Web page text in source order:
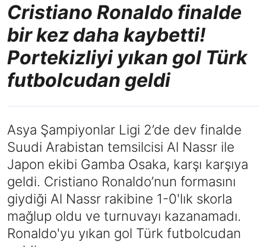
Cristiano Ronaldo finalde
bir kez daha kaybetti!
Portekizliyi yıkan gol Türk
futbolcudan geldi
Asya Şampiyonlar Ligi 2’de dev finalde
Suudi Arabistan temsilcisi Al Nassr ile
Japon ekibi Gamba Osaka, karşı karşıya
geldi. Cristiano Ronaldo’nun formasını
giydiği Al Nassr rakibine 1-0'lık skorla
mağlup oldu ve turnuvayı kazanamadı.
Ronaldo'yu yıkan gol Türk futbolcudan